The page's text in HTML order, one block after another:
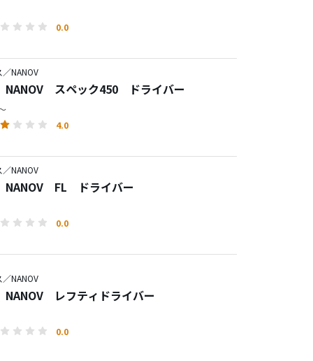
0.0
NANOV
スペック450 ドライバー
4.0
NANOV
FL ドライバー
0.0
NANOV
レフティドライバー
0.0